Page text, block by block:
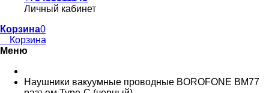
Личный кабинет
Корзина0
Корзина
Меню
Наушники вакуумные проводные BOROFONE BM77